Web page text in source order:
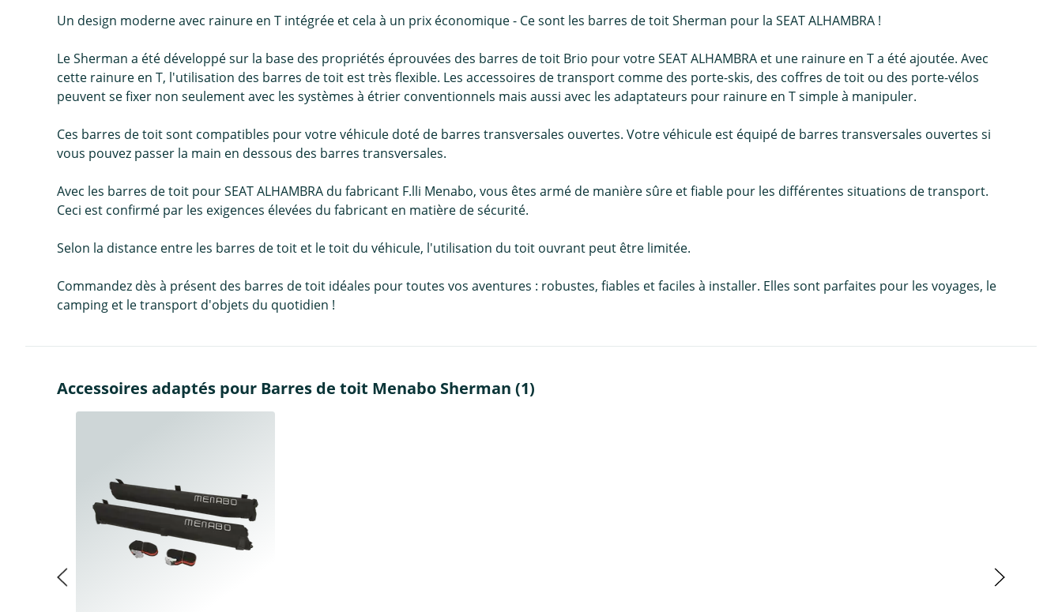
Un design moderne avec rainure en T intégrée et cela à un prix économique - Ce sont les barres de toit Sherman pour la SEAT ALHAMBRA !
Le Sherman a été développé sur la base des propriétés éprouvées des barres de toit Brio pour votre SEAT ALHAMBRA et une rainure en T a été ajoutée. Avec
cette rainure en T, l'utilisation des barres de toit est très flexible. Les accessoires de transport comme des porte-skis, des coffres de toit ou des porte-vélos
peuvent se fixer non seulement avec les systèmes à étrier conventionnels mais aussi avec les adaptateurs pour rainure en T simple à manipuler.
Ces barres de toit sont compatibles pour votre véhicule doté de barres transversales ouvertes. Votre véhicule est équipé de barres transversales ouvertes si
vous pouvez passer la main en dessous des barres transversales.
Avec les barres de toit pour SEAT ALHAMBRA du fabricant F.lli Menabo, vous êtes armé de manière sûre et fiable pour les différentes situations de transport.
Ceci est confirmé par les exigences élevées du fabricant en matière de sécurité.
Selon la distance entre les barres de toit et le toit du véhicule, l'utilisation du toit ouvrant peut être limitée.
Commandez dès à présent des barres de toit idéales pour toutes vos aventures : robustes, fiables et faciles à installer. Elles sont parfaites pour les voyages, le
camping et le transport d'objets du quotidien !
Accessoires adaptés pour Barres de toit Menabo Sherman (1)